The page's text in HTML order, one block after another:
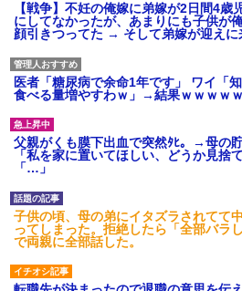
【戦争】不妊の俺嫁に弟嫁が2日間4歳
にしてなかったが、あまりにも子供が
顔引きつってた → そして弟嫁が迎え
医者「糖尿病で余命1年です」 ワイ「
食べる量増やすわｗ」→結果ｗｗｗｗｗ
父親がくも膜下出血で突然ﾀﾋ。→母の
「私を家に置いてほしい、どうか見捨
「…」
子供の頃、母の弟にイタズラされてて
ってしまった。拒絶したら「全部バラ
で両親に全部話した。